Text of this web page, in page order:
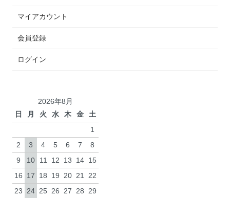
マイアカウント
会員登録
ログイン
2026年8月
日
月 火 水 木 金
土
1
2
3 4 5 6 7
8
9
10 11 12 13 14 15
16
17 18 19 20 21 22
23 24 25 26 27 28 29